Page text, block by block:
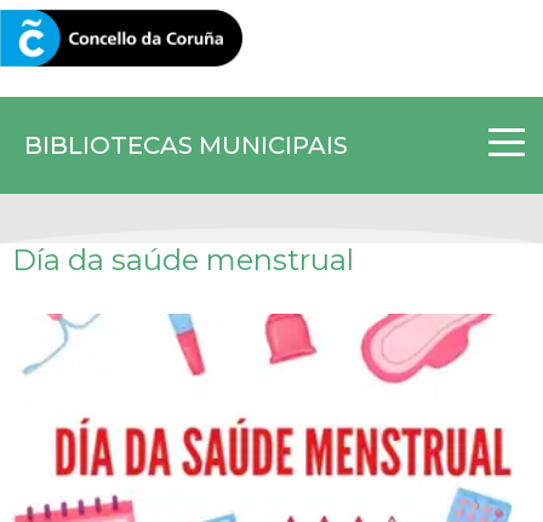
BIBLIOTECAS MUNICIPAIS
CORUNA.GAL
Día da saúde menstrual